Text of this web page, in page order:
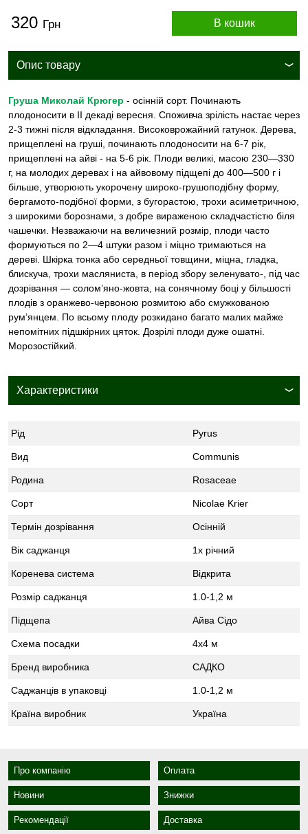
320 Грн В кошик
Опис товару
Груша Миколай Крюгер - осінній сорт. Починають
плодоносити в II декаді вересня. Споживча зрілість настає через
2-3 тижні після відкладання. Високоврожайний гатунок. Дерева,
прищеплені на груші, починають плодоносити на 6-7 рік,
прищеплені на айві - на 5-6 рік. Плоди великі, масою 230—330
г, на молодих деревах і на айвовому підщепі до 400—500 г і
більше, утворюють укорочену широко-грушоподібну форму,
бергамото-подібної форми, з бугорастою, трохи асиметричною,
з широкими борознами, з добре вираженою складчастістю біля
чашечки. Незважаючи на величезний розмір, плоди часто
формуються по 2—4 штуки разом і міцно тримаються на
дереві. Шкірка тонка або середньої товщини, міцна, гладка,
блискуча, трохи масляниста, в період збору зеленувато-, під час
дозрівання — солом’яно-жовта, на сонячному боці у більшості
плодів з оранжево-червоною розмитою або смужкованою
рум’янцем. По всьому плоду розкидано багато малих майже
непомітних підшкірних цяток. Дозрілі плоди дуже ошатні.
Морозостійкий.
Характеристики
Рід Pyrus
Вид Communis
Родина Rosaceae
Сорт Nicolae Krier
Термін дозрівання Осінній
Вік саджанця 1х річний
Коренева система Відкрита
Розмір саджанця 1.0-1,2 м
Підщепа Айва Сідо
Схема посадки 4х4 м
Бренд виробника САДКО
Саджанців в упаковці 1.0-1,2 м
Країна виробник Україна
Про компанію Оплата
Новини Знижки
Рекомендації Доставка